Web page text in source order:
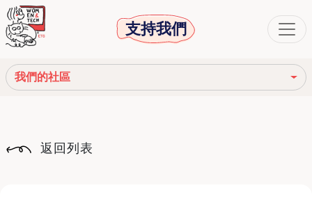
支持我們
我們的社區
返回列表